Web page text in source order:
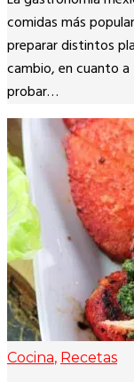
Link
comidas más
preparar distintos
cambio, en cuanto
probar…
Cocina, Recetas